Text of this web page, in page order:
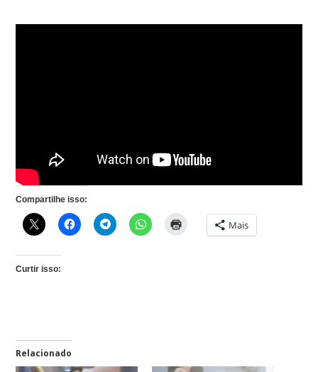
Compartilhe isso:
Mais
Curtir isso:
Relacionado